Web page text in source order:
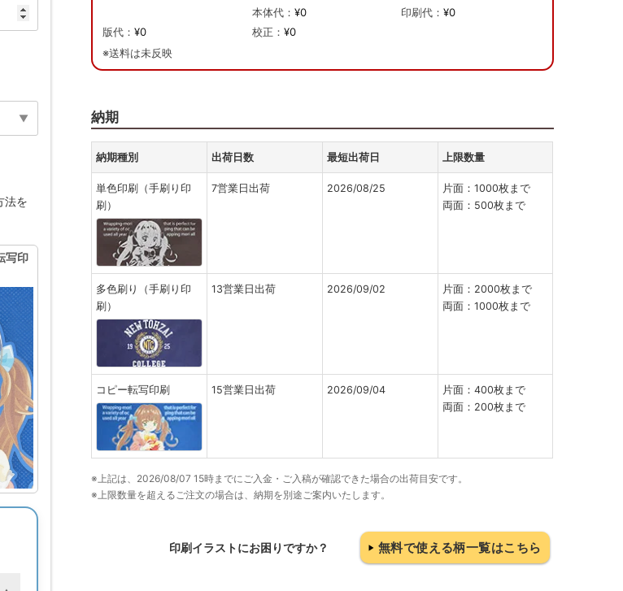
法を
写印
本体代： ¥0 印刷代：¥0
版代：¥0 校正： ¥0
※送料は未反映
納期
納期種別 出荷日数 最短出荷日 上限数量
単色印刷（手刷り印
刷）
7営業日出荷 2026/08/25
片面：1000枚まで
両面：500枚まで
多色刷り（手刷り印
刷）
13営業日出荷 2026/09/02
片面：2000枚まで
両面：1000枚まで
コピー転写印刷 15営業日出荷 2026/09/04
片面：400枚まで
両面：200枚まで
※上記は、2026/08/07 15時までにご入金・ご入稿が確認できた場合の出荷目安です。
※上限数量を超えるご注文の場合は、納期を別途ご案内いたします。
印刷イラストにお困りですか？ 無料で使える柄一覧はこちら